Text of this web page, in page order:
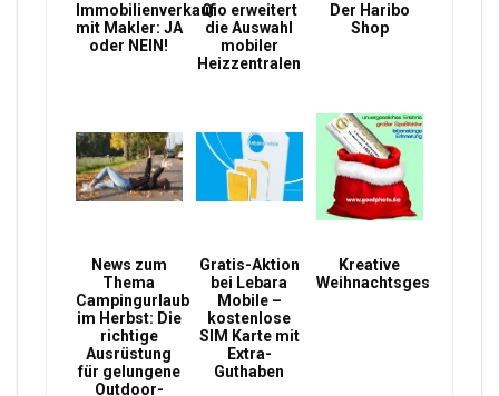
Immobilienverkauf
mit Makler: JA
oder NEIN!
Qio erweitert
die Auswahl
mobiler
Heizzentralen
Der Haribo
Shop
News zum
Thema
Campingurlaub
im Herbst: Die
richtige
Ausrüstung
für gelungene
Outdoor-
Gratis-Aktion
bei Lebara
Mobile –
kostenlose
SIM Karte mit
Extra-
Guthaben
Kreative
Weihnachtsgeschenke